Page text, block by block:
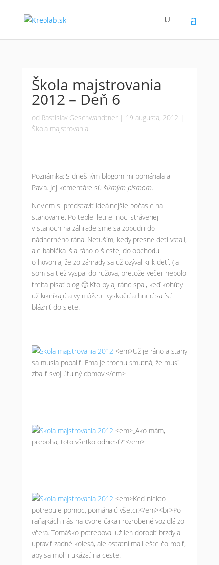
Škola majstrovania
2012 – Deň 6
od Rastislav Geschwandtner| 19 augusta, 2012 |
Škola majstrovania
Poznámka: S dnešným blogom mi pomáhala aj
Pavla. Jej komentáre sú šikmým písmom.
Neviem si predstaviť ideálnejšie počasie na
stanovanie. Po teplej letnej noci strávenej
v stanoch na záhrade sme sa zobudili do
nádherného rána. Netuším, kedy presne deti vstali,
ale babička išla ráno o šiestej do obchodu
o hovorila, že zo záhrady sa už ozýval krik detí. (Ja
som sa tiež vyspal do ružova, pretože večer nebolo
treba písať blog 🙂 Kto by aj ráno spal, keď kohúty
už kikiríkajú a vy môžete vyskočiť a hneď sa ísť
blázniť do siete.
<em>Už je ráno a stany
sa musia pobaliť. Ema je trochu smutná, že musí
zbaliť svoj útulný domov.</em>
<em>„Ako mám,
preboha, toto všetko odniesť?“</em>
<em>Keď niekto
potrebuje pomoc, pomáhajú všetci!</em><br>Po
raňajkách nás na dvore čakali rozrobené vozidlá zo
včera. Tomáško potreboval už len dorobiť brzdy a
upraviť zadné kolesá, ale ostatní mali ešte čo robiť,
aby sa mohli ukázať na ceste.